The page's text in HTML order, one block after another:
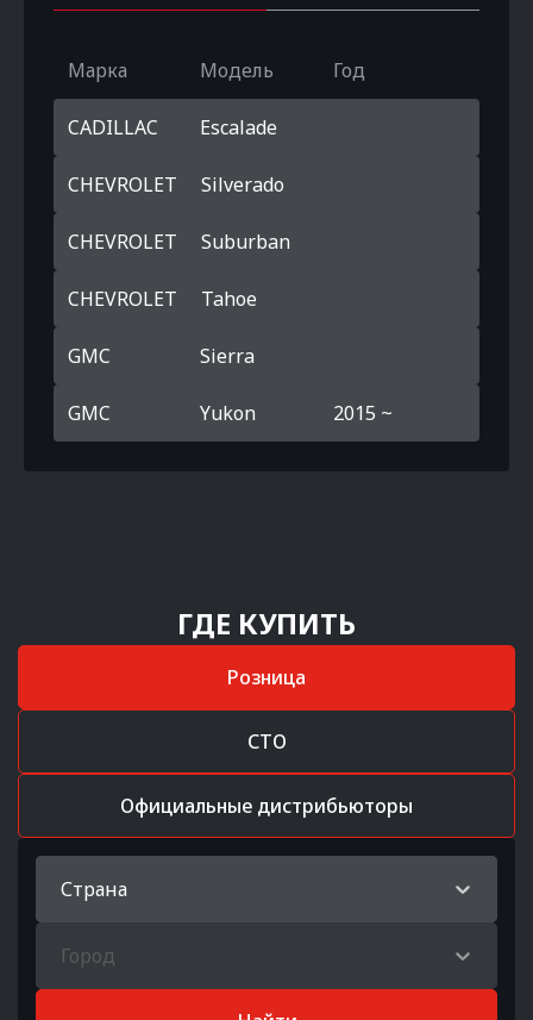
Марка Модель Год
CADILLAC Escalade
CHEVROLET Silverado
CHEVROLET Suburban
CHEVROLET Tahoe
GMC Sierra
GMC Yukon 2015 ~
ГДЕ КУПИТЬ
Розница
СТО
Официальные дистрибьюторы
Страна
Город